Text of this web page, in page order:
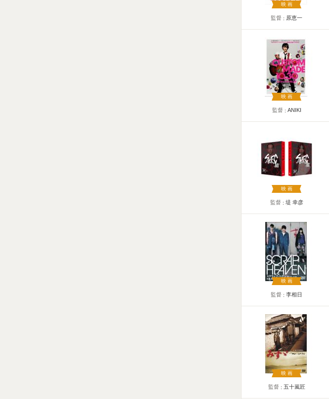
映画
監督 原恵一
映画
監督 ANIKI
映画
監督 堤 幸彦
映画
監督 李相日
映画
監督 五十嵐匠